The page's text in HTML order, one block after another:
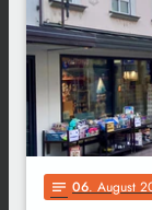
notes 06. August